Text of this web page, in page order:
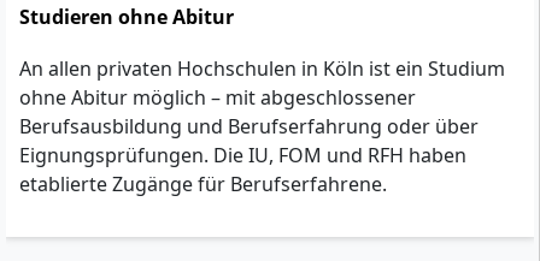
Studieren ohne Abitur
An allen privaten Hochschulen in Köln ist ein Studium
ohne Abitur möglich – mit abgeschlossener
Berufsausbildung und Berufserfahrung oder über
Eignungsprüfungen. Die IU, FOM und RFH haben
etablierte Zugänge für Berufserfahrene.